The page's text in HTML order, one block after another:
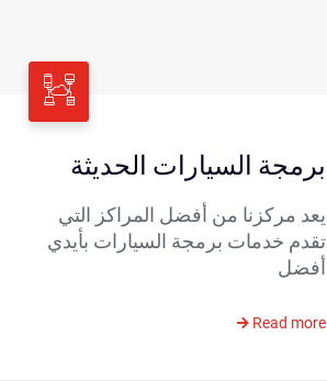
برمجة السيارات الحديثة
يعد مركزنا من أفضل المراكز التي
تقدم خدمات برمجة السيارات بأيدي
أفضل
Read more